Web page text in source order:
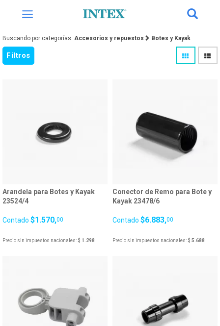
Buscando por categorías: Accesorios y repuestos Botes y Kayak
Filtros
Arandela para Botes y Kayak
23524/4
Contado $1.570,00
Precio sin impuestos nacionales: $ 1.298
Conector de Remo para Bote y
Kayak 23478/6
Contado $6.883,00
Precio sin impuestos nacionales: $ 5.688